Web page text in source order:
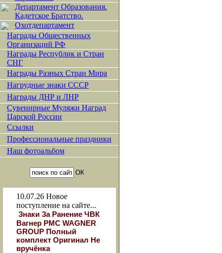
Департамент Образования.
Кадетское Братство.
Охотдепартамент
Награды Общественных
Организаций РФ
Награды Республик и Стран
СНГ
Награды Разных Стран Мира
Нагрудные знаки СССР
Награды ДНР и ЛНР
Сувенирные Муляжи Наград
Царской России
Ссылки
Профессиональные праздники
Наш фотоальбом
10.07.26 Новое
поступление на сайте...
Знаки За Ранение ЧВК
Вагнер РМС WAGNER
GROUP Полный
комплект Оригинал Не
вручёнка